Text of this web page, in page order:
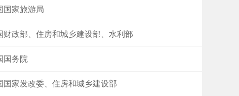
国家旅游局
财政部、住房和城乡建设部、水利部
国务院
国家发改委、住房和城乡建设部